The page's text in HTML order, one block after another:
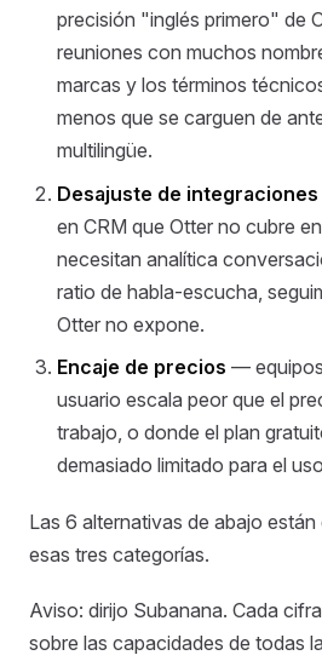
precisión "inglés primero" de
reuniones con muchos
marcas y los términos
menos que se carguen de
multilingüe.
Desajuste de integraciones
en CRM que Otter no cubre
necesitan analítica
ratio de habla-escucha,
Otter no expone.
Encaje de precios —
usuario escala peor que el
trabajo, o donde el plan
demasiado limitado para el
Las 6 alternativas de abajo
esas tres categorías.
Aviso: dirijo Subanana. Cada
sobre las capacidades de todas